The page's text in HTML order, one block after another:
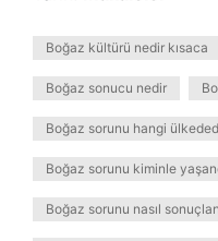
Boğaz kültürü nedir kısaca
Boğaz sonucu nedir
Boğaz sorunu hangi
Boğaz sorunu kiminle
Boğaz sorunu nasıl